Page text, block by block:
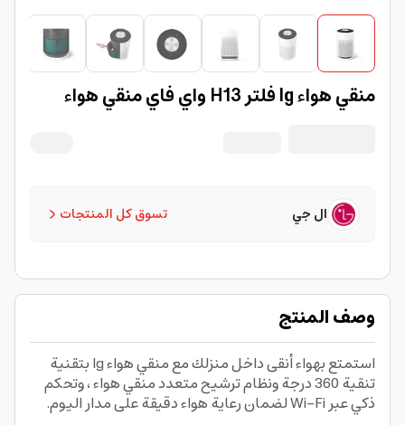
منقي هواء lg فلتر H13 واي فاي منقي هواء
تسوق كل المنتجات ال جي
وصف المنتج
استمتع بهواء أنقى داخل منزلك مع منقي هواء lg بتقنية
تنقية 360 درجة ونظام ترشيح متعدد منقي هواء ، وتحكم
ذكي عبر Wi-Fi لضمان رعاية هواء دقيقة على مدار اليوم.